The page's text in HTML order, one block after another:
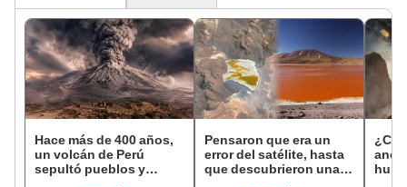
Hace más de 400 años,
un volcán de Perú
sepultó pueblos y
Pensaron que era un
error del satélite, hasta
que descubrieron una